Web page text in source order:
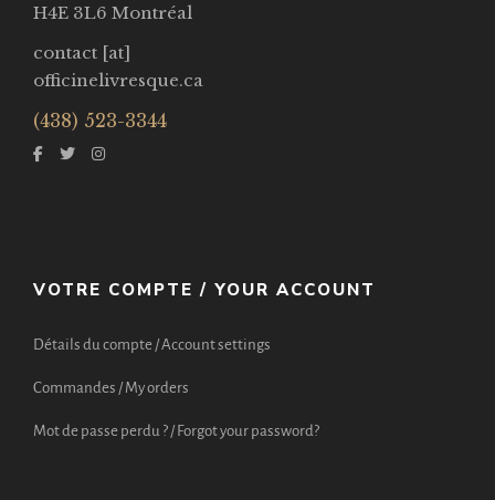
H4E 3L6 Montréal
contact [at]
officinelivresque.ca
(438) 523-3344
VOTRE COMPTE / YOUR ACCOUNT
Détails du compte / Account settings
Commandes / My orders
Mot de passe perdu ? / Forgot your password?